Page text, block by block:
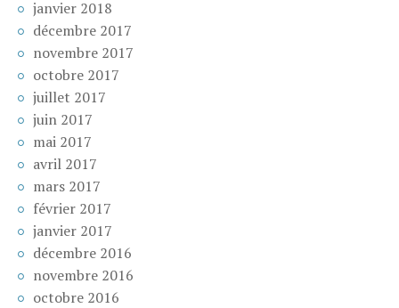
janvier 2018
décembre 2017
novembre 2017
octobre 2017
juillet 2017
juin 2017
mai 2017
avril 2017
mars 2017
février 2017
janvier 2017
décembre 2016
novembre 2016
octobre 2016